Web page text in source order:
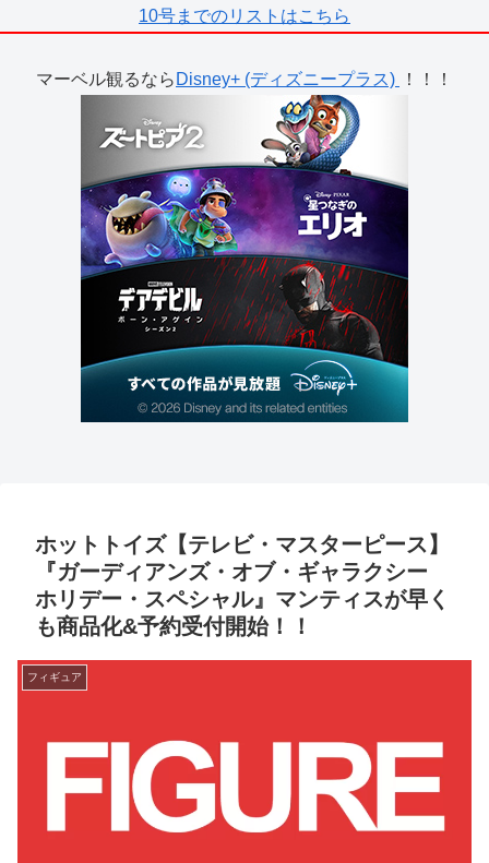
10号までのリストはこちら
マーベル観るなら Disney+ (ディズニープラス) ！！！
ホットトイズ【テレビ・マスターピース】
『ガーディアンズ・オブ・ギャラクシー
ホリデー・スペシャル』マンティスが早く
も商品化&予約受付開始！！
フィギュア